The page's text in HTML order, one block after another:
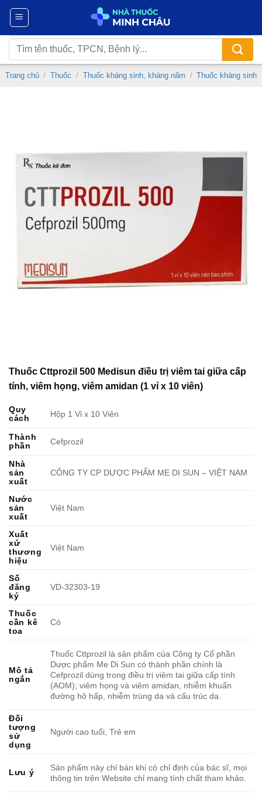
Chuyển
nội
dung
Tìm
kiếm:
Trang chủ / Thuốc / Thuốc kháng sinh, kháng nấm / Thuốc kháng sinh
Thuốc Cttprozil 500 Medisun điều trị viêm tai giữa cấp
tính, viêm họng, viêm amidan (1 vỉ x 10 viên)
Quy
cách
Hộp 1 Vỉ x 10 Viên
Thành
phần
Cefprozil
Nhà
sản
xuất
CÔNG TY CP DƯỢC PHẨM ME DI SUN – VIỆT NAM
Nước
sản
xuất
Việt Nam
Xuất
xứ
thương
hiệu
Việt Nam
Số
đăng
ký
VD-32303-19
Thuốc
cần kê
toa
Có
Mô tả
ngắn
Thuốc Cttprozil là sản phẩm của Công ty Cổ phần
Dược phẩm Me Di Sun có thành phần chính là
Cefprozil dùng trong điều trị viêm tai giữa cấp tính
(AOM); viêm họng và viêm amidan, nhiễm khuẩn
đường hô hấp, nhiễm trùng da và cấu trúc da.
Đối
tượng
sử
dụng
Người cao tuổi, Trẻ em
Lưu ý
Sản phẩm này chỉ bán khi có chỉ định của bác sĩ, mọi
thông tin trên Website chỉ mang tính chất tham khảo.